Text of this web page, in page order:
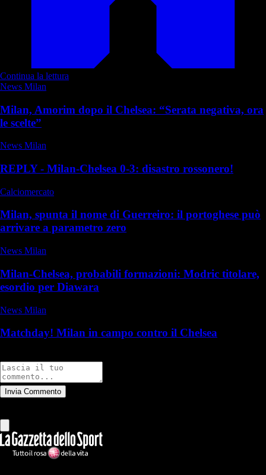
Continua la lettura
News Milan
Milan, Amorim dopo il Chelsea: “Serata negativa, ora
le scelte”
News Milan
REPLY - Milan-Chelsea 0-3: disastro rossonero!
Calciomercato
Milan, spunta il nome di Guerreiro: il portoghese può
arrivare a parametro zero
News Milan
Milan-Chelsea, probabili formazioni: Modric titolare,
esordio per Diawara
News Milan
Matchday! Milan in campo contro il Chelsea
Invia Commento